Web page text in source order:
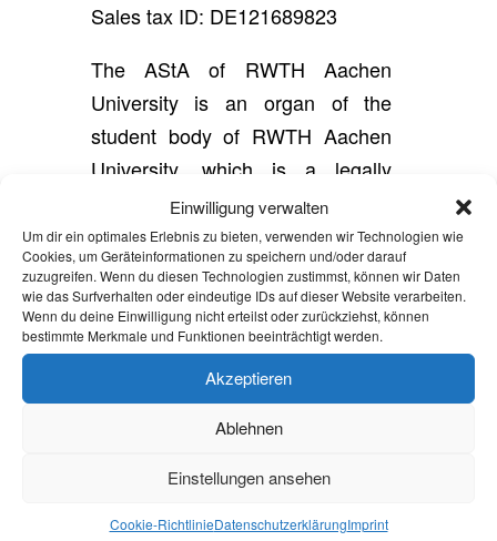
Einwilligung verwalten
Um dir ein optimales Erlebnis zu bieten, verwenden wir Technologien wie
Cookies, um Geräteinformationen zu speichern und/oder darauf
zuzugreifen. Wenn du diesen Technologien zustimmst, können wir Daten
wie das Surfverhalten oder eindeutige IDs auf dieser Website verarbeiten.
Wenn du deine Einwilligung nicht erteilst oder zurückziehst, können
bestimmte Merkmale und Funktionen beeinträchtigt werden.
Akzeptieren
Ablehnen
Einstellungen ansehen
Cookie-RichtlinieDatenschutzerklärungImprint
Sales tax ID: DE121689823
The AStA of RWTH Aachen
University is an organ of the
student body of RWTH Aachen
University, which is a legally
constituted body of RWTH
Aachen University. The AStA and
the student body are represented
by the chairperson of the AStA
Destina Kolac.
Responsible supervisory
Rectorate
Templergraben 55